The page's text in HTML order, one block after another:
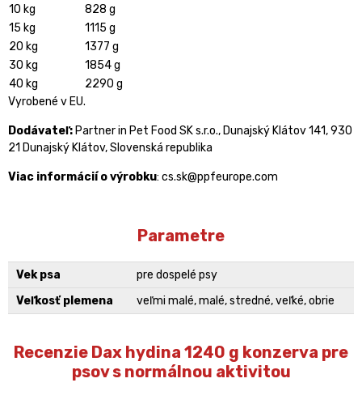
10 kg
828 g
15 kg
1115 g
20 kg
1377 g
30 kg
1854 g
40 kg
2290 g
Vyrobené v EU.
Dodávateľ: Partner in Pet Food SK s.r.o., Dunajský Klátov 141, 930
21 Dunajský Klátov, Slovenská republika
Viac informácií o výrobku: cs.sk@ppfeurope.com
Parametre
Vek psa
pre dospelé psy
Veľkosť plemena
veľmi malé, malé, stredné, veľké, obrie
Recenzie Dax hydina 1240 g konzerva pre
psov s normálnou aktivitou